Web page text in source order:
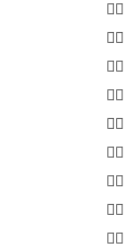
👉🏻
👉🏻
👉🏻
👉🏻
👉🏻
👉🏻
👉🏻
👉🏻
👉🏻